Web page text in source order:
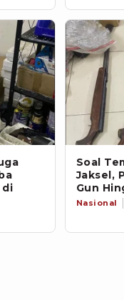
di
Soal
Jaksel,
Gun
Nasional